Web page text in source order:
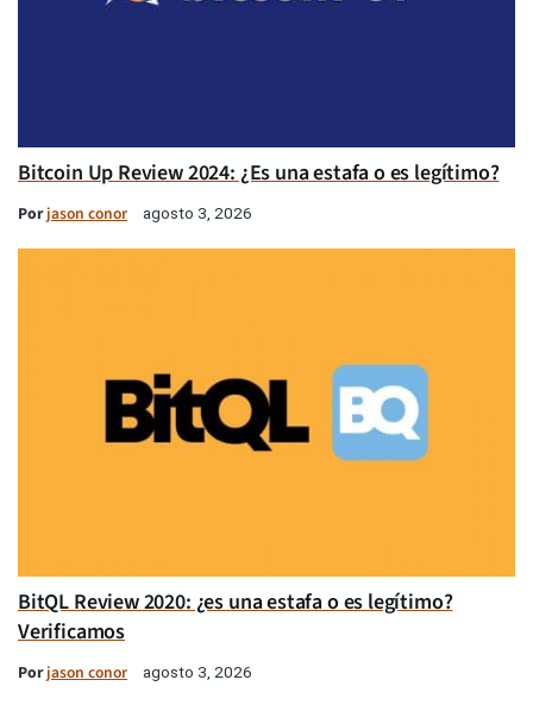
Bitcoin Up Review 2024: ¿Es una estafa o es legítimo?
Porjason conor agosto 3, 2026
BitQL Review 2020: ¿es una estafa o es legítimo?
Verificamos
Porjason conor agosto 3, 2026